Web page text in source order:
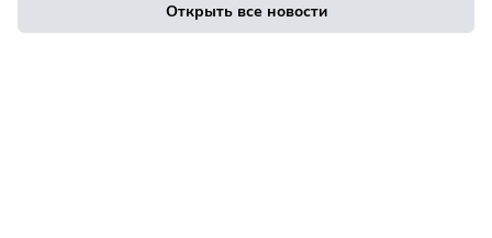
Открыть все новости